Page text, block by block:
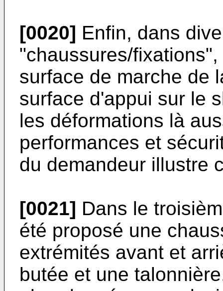
[0020] Enfin, dans
"chaussures/
surface de marche de
surface d'appui sur le
les déformations là
performances et
du demandeur illustre
[0021] Dans le
été proposé une
extrémités avant et
butée et une